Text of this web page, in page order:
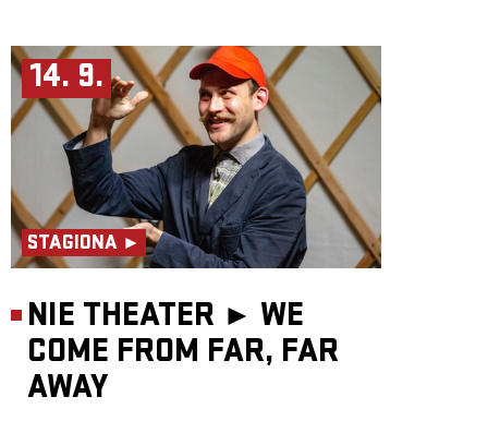
14. 9.
STAGIONA ►
NIE THEATER ► WE
COME FROM FAR, FAR
AWAY